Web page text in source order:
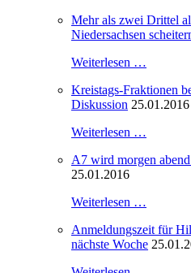
Mehr als zwei Drittel
Niedersachsen
Weiterlesen …
Kreistags-Fraktionen
Diskussion 25.01.2016
Weiterlesen …
A7 wird morgen
25.01.2016
Weiterlesen …
Anmeldungszeit für
nächste Woche